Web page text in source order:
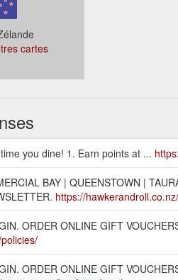
cartes
you dine! 1. Earn points at ...
BAY | QUEENSTOWN |
https://hawkerandroll.co.nz/
ORDER ONLINE GIFT
ORDER ONLINE GIFT